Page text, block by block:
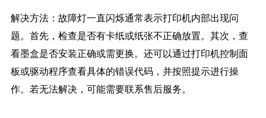
解决方法：故障灯一直闪烁通常表示打印机内部出现问
题。首先，检查是否有卡纸或纸张不正确放置。其次，查
看墨盒是否安装正确或需更换。还可以通过打印机控制面
板或驱动程序查看具体的错误代码，并按照提示进行操
作。若无法解决，可能需要联系售后服务。